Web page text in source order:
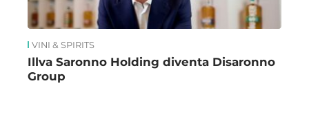
VINI & SPIRITS
Illva Saronno Holding diventa Disaronno
Group